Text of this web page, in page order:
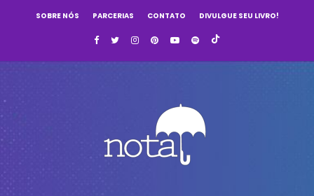
SOBRE NÓS PARCERIAS CONTATO DIVULGUE SEU LIVRO!